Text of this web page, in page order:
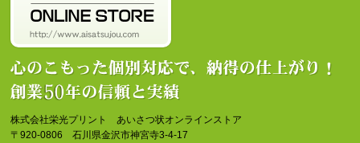
株式会社栄光プリント あいさつ状オンラインストア
〒920-0806 石川県金沢市神宮寺3-4-17